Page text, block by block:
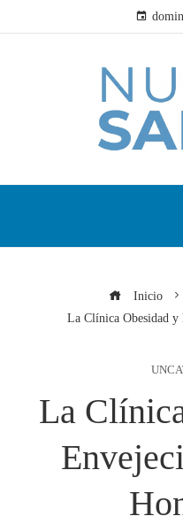
Inicio
La Clínica Obesidad y
La